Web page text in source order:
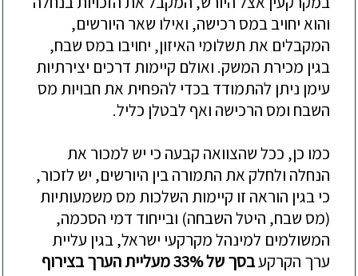
והוא יחויב במס רכישה, ואילו שאר היורשים,
המקבלים את תשלומי האיזון, יחויבו במס שבח,
בגין מכירת המשק. ואולם קיימות דרכים יצירתיות
עימן ניתן להתמודד בכדי להפחית את חבויות מס
השבח ומס הרכישה ואף לבטלן כליל.
כמו כן, ככל שהצוואה קבעה כי יש למכור את
הנחלה ולחלק את התמורה בין היורשים, יש לזכור,
כי בגין הוראה זו קיימות השלכות מס משמעותיות
(מס שבח, היטל השבחה) ובייחוד דמי הסכמה,
המשולמים למינהל מקרקעי ישראל,בגין עליית
ערך הקרקע
בסך של 33% מעליית הערך בצירוף